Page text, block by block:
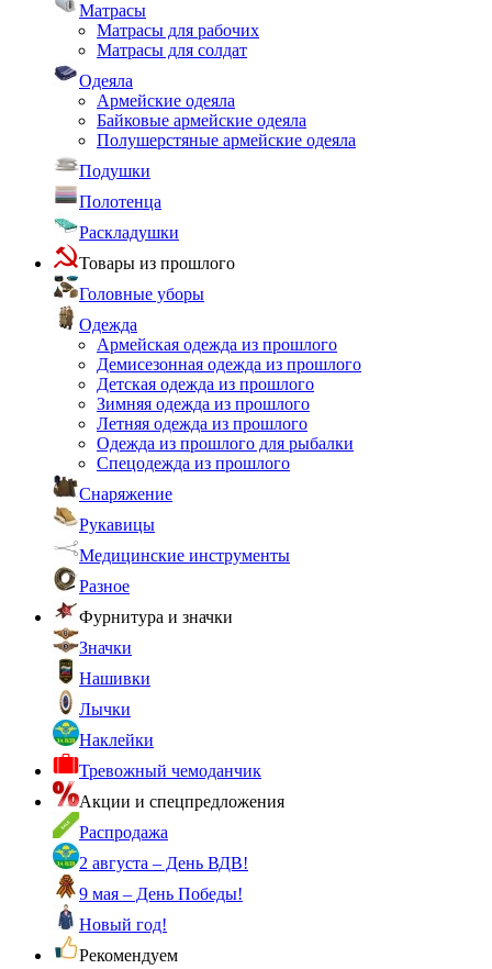
Матрасы
Матрасы для рабочих
Матрасы для солдат
Одеяла
Армейские одеяла
Байковые армейские одеяла
Полушерстяные армейские одеяла
Подушки
Полотенца
Раскладушки
Товары из прошлого
Головные уборы
Одежда
Армейская одежда из прошлого
Демисезонная одежда из прошлого
Детская одежда из прошлого
Зимняя одежда из прошлого
Летняя одежда из прошлого
Одежда из прошлого для рыбалки
Спецодежда из прошлого
Снаряжение
Рукавицы
Медицинские инструменты
Разное
Фурнитура и значки
Значки
Нашивки
Лычки
Наклейки
Тревожный чемоданчик
Акции и спецпредложения
Распродажа
2 августа – День ВДВ!
9 мая – День Победы!
Новый год!
Рекомендуем